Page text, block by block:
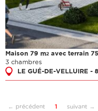
Maison 79 m2 avec terrain
3 chambres
LE GUÉ-DE-VELLUIRE -
← précédent 1 suivant →